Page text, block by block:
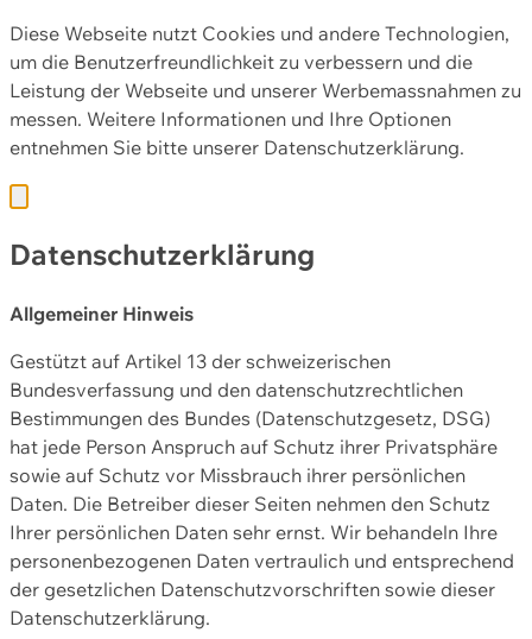
Diese Webseite nutzt Cookies und andere Technologien,
um die Benutzerfreundlichkeit zu verbessern und die
Leistung der Webseite und unserer Werbemassnahmen zu
messen. Weitere Informationen und Ihre Optionen
entnehmen Sie bitte unserer Datenschutzerklärung.
Datenschutzerklärung
Allgemeiner Hinweis
Gestützt auf Artikel 13 der schweizerischen
Bundesverfassung und den datenschutzrechtlichen
Bestimmungen des Bundes (Datenschutzgesetz, DSG)
hat jede Person Anspruch auf Schutz ihrer Privatsphäre
sowie auf Schutz vor Missbrauch ihrer persönlichen
Daten. Die Betreiber dieser Seiten nehmen den Schutz
Ihrer persönlichen Daten sehr ernst. Wir behandeln Ihre
personenbezogenen Daten vertraulich und entsprechend
der gesetzlichen Datenschutzvorschriften sowie dieser
Datenschutzerklärung.